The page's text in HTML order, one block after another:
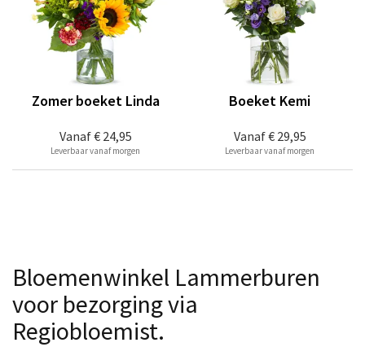
Vanaf€ 24,95
Zomer boeket Linda
Leverbaar vanaf morgen
Vanaf€ 29,95
Boeket Kemi
Leverbaar vanaf morgen
Bloemenwinkel Lammerburen
voor bezorging via
Regiobloemist.